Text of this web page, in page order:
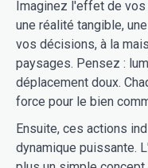
Imaginez l'effet de
une réalité tangible,
vos décisions, à la
paysages. Pensez :
déplacement doux.
force pour le bien
Ensuite, ces actions
dynamique puissante.